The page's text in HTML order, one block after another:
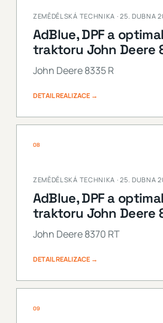
ZEMĚDĚLSKÁ TECHNIKA · 25. DUBNA
AdBlue, DPF a
traktoru John Deere
John Deere 8335 R
DETAIL REALIZACE →
08
ZEMĚDĚLSKÁ TECHNIKA · 25. DUBNA
AdBlue, DPF a
traktoru John Deere
John Deere 8370 RT
DETAIL REALIZACE →
09